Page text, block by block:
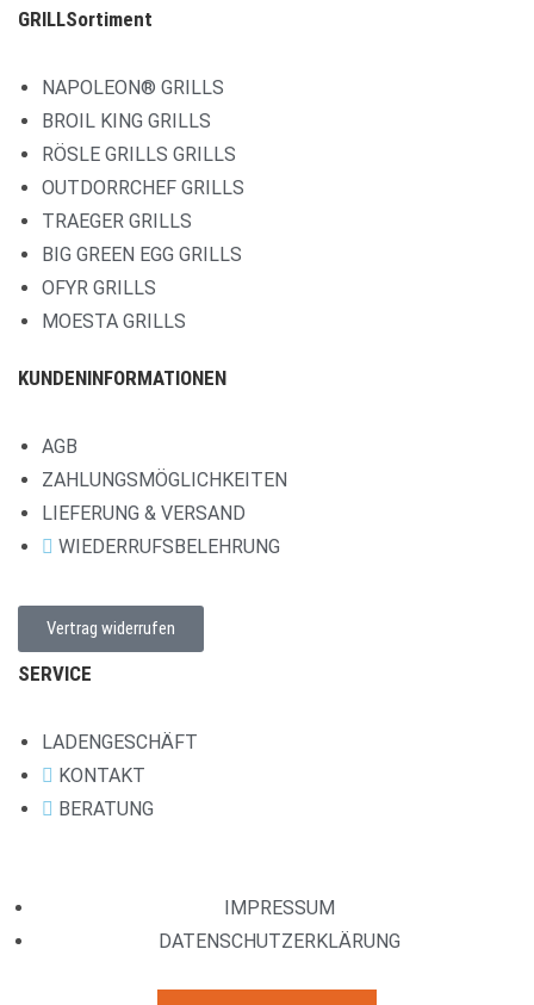
GRILLSortiment
NAPOLEON® GRILLS
BROIL KING GRILLS
RÖSLE GRILLS GRILLS
OUTDORRCHEF GRILLS
TRAEGER GRILLS
BIG GREEN EGG GRILLS
OFYR GRILLS
MOESTA GRILLS
KUNDENINFORMATIONEN
AGB
ZAHLUNGSMÖGLICHKEITEN
LIEFERUNG & VERSAND
WIEDERRUFSBELEHRUNG
Vertrag widerrufen
SERVICE
LADENGESCHÄFT
KONTAKT
BERATUNG
IMPRESSUM
DATENSCHUTZERKLÄRUNG